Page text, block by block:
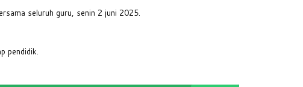
seluruh guru, senin 2 juni 2025.
pendidik.